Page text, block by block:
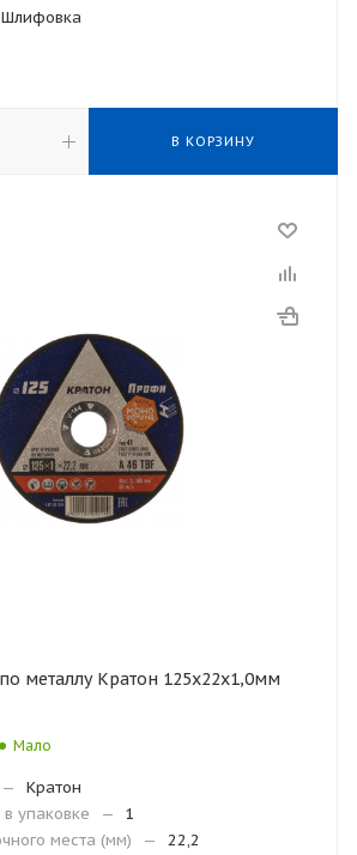
Шлифовка
В КОРЗИНУ
металлу Кратон 125х22х1,0мм
Мало
—
Кратон
упаковке
—
1
места (мм)
—
22,2